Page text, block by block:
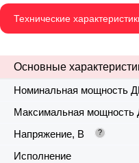
Технические
Основные
Номинальная мощность
Максимальная мощность
Напряжение, В ?
Исполнение